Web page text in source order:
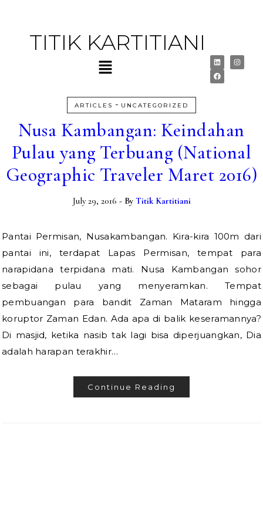
TITIK KARTITIANI
ARTICLES - UNCATEGORIZED
Nusa Kambangan: Keindahan
Pulau yang Terbuang (National
Geographic Traveler Maret 2016)
July 29, 2016 - By Titik Kartitiani
Pantai Permisan, Nusakambangan. Kira-kira 100m dari
pantai ini, terdapat Lapas Permisan, tempat para
narapidana terpidana mati. Nusa Kambangan sohor
sebagai pulau yang menyeramkan. Tempat
pembuangan para bandit Zaman Mataram hingga
koruptor Zaman Edan. Ada apa di balik keseramannya?
Di masjid, ketika nasib tak lagi bisa diperjuangkan, Dia
adalah harapan terakhir…
Continue Reading